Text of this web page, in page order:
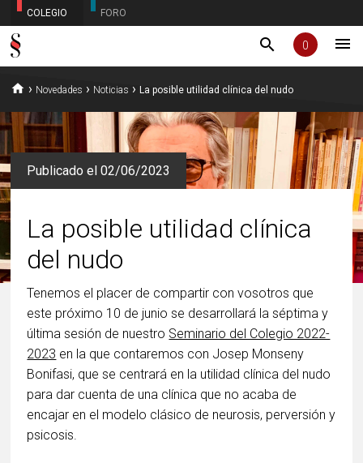
COLEGIO FORO
search 0 menu
home › Novedades › Noticias ›La posible utilidad clínica del nudo
Publicado el 02/06/2023
La posible utilidad clínica
del nudo
Tenemos el placer de compartir con vosotros que
este próximo 10 de junio se desarrollará la séptima y
última sesión de nuestro Seminario del Colegio 2022-
2023 en la que contaremos con Josep Monseny
Bonifasi, que se centrará en la utilidad clínica del nudo
para dar cuenta de una clínica que no acaba de
encajar en el modelo clásico de neurosis, perversión y
psicosis.